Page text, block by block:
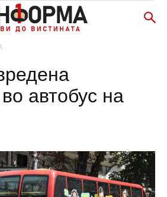
автобус на